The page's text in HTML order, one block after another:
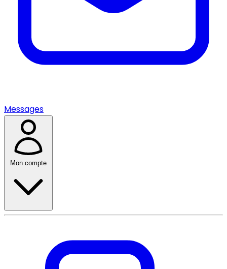
Messages
Mon compte